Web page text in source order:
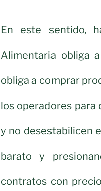
En este sentido,
Alimentaria obliga
obliga a comprar
los operadores para
y no desestabilicen
barato y
contratos con